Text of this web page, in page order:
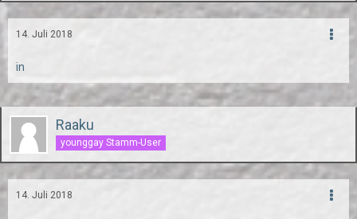
14. Juli 2018
in
Raaku
younggay Stamm-User
14. Juli 2018